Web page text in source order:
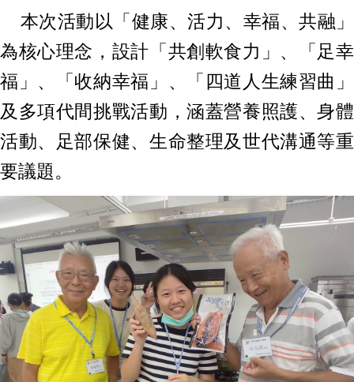
本次活動以「健康、活力、幸福、共融」
為核心理念，設計「共創軟食力」、「足幸
福」、「收納幸福」、「四道人生練習曲」
及多項代間挑戰活動，涵蓋營養照護、身體
活動、足部保健、生命整理及世代溝通等重
要議題。